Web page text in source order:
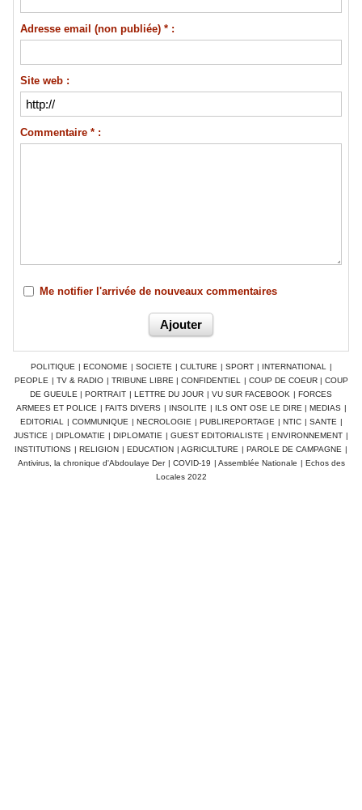
Adresse email (non publiée) * :
Site web :
Commentaire * :
Me notifier l'arrivée de nouveaux commentaires
POLITIQUE | ECONOMIE | SOCIETE | CULTURE | SPORT | INTERNATIONAL
|
PEOPLE | TV & RADIO | TRIBUNE LIBRE | CONFIDENTIEL | COUP DE COEUR | COUP
DE GUEULE | PORTRAIT | LETTRE DU JOUR | VU SUR FACEBOOK | FORCES
ARMEES ET POLICE | FAITS DIVERS | INSOLITE | ILS ONT OSE LE DIRE | MEDIAS |
EDITORIAL
| COMMUNIQUE | NECROLOGIE | PUBLIREPORTAGE | NTIC | SANTE |
JUSTICE | DIPLOMATIE | DIPLOMATIE | GUEST EDITORIALISTE | ENVIRONNEMENT |
INSTITUTIONS | RELIGION | EDUCATION | AGRICULTURE | PAROLE DE CAMPAGNE |
Antivirus, la chronique d'Abdoulaye Der | COVID-19 | Assemblée Nationale | Echos des
Locales 2022